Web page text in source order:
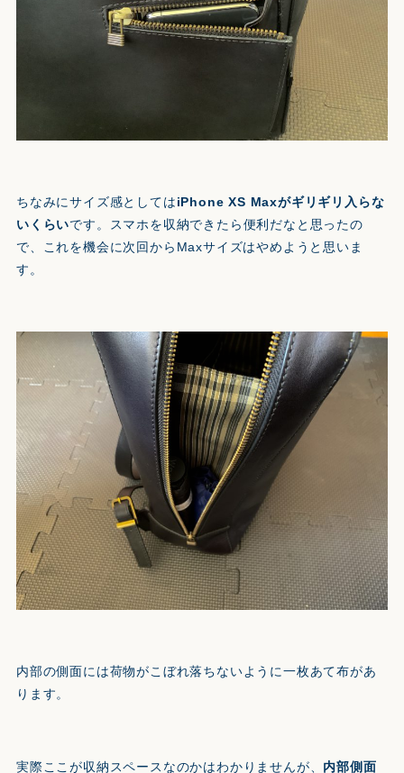
ちなみにサイズ感としてはiPhone XS Maxがギリギリ入らな
いくらいです。スマホを収納できたら便利だなと思ったの
で、これを機会に次回からMaxサイズはやめようと思いま
す。
内部の側面には荷物がこぼれ落ちないように一枚あて布があ
ります。
実際ここが収納スペースなのかはわかりませんが、 内部側面